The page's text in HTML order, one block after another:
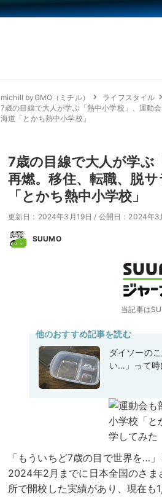
michill byGMO（ミチル）
ライフスタイル
7歳の目線で大人が学ぶ「熱中小学校」、運動
海道「とかち熱中小学校」
7歳の目線で大人が学ぶ
再燃。移住、転職、脱
「とかち熱中小学校」
更新日：2024年3月19日 / 公開日：2024年3
SUUMO
当記事は
他のおすすめ記事を読む
ダイソーの
い…」って時
「もういちど7歳の目で世界を…
2024年2月までに日本全国のさま
所で開校した実績があり、現在も